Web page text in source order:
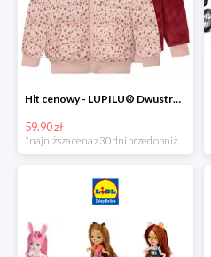
Hit cenowy - LUPILU® Dwustronna kurtka pikowana dziewczęca
59.90 zł
*najniższa cena z 30 dni przed obniżką